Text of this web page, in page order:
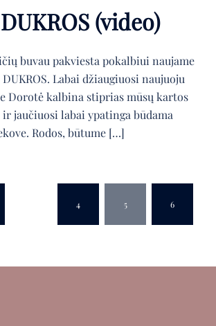
(video)
buvau pakviesta pokalbiui naujame
Labai džiaugiuosi naujuoju
Dorotė kalbina stiprias mūsų kartos
jaučiuosi labai ypatinga būdama
Rodos, būtume […]
4 5 6